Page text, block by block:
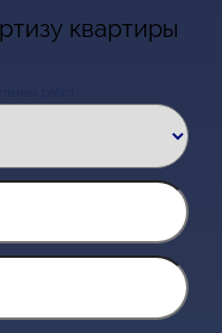
квартиры